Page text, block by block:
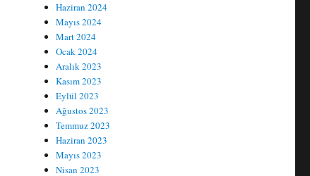
Haziran 2024
Mayıs 2024
Mart 2024
Ocak 2024
Aralık 2023
Kasım 2023
Eylül 2023
Ağustos 2023
Temmuz 2023
Haziran 2023
Mayıs 2023
Nisan 2023